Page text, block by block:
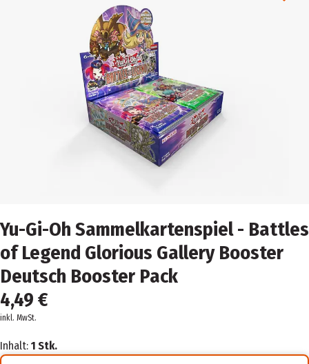
Yu-Gi-Oh Sammelkartenspiel - Battles
of Legend Glorious Gallery Booster
Deutsch Booster Pack
4,49 €
inkl. MwSt.
Inhalt: 1 Stk.